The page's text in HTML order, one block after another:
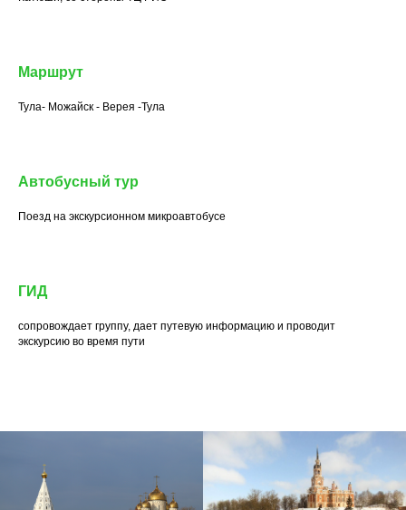
Маршрут
Тула- Можайск - Верея -Тула
Автобусный тур
Поезд на экскурсионном микроавтобусе
ГИД
сопровождает группу, дает путевую информацию и проводит
экскурсию во время пути